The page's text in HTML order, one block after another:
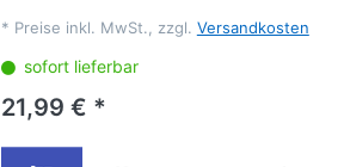
* Preise inkl. MwSt., zzgl. Versandkosten
sofort lieferbar
21,99 € *